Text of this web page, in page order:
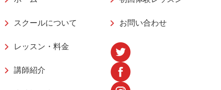
スクールについて
レッスン・料金
講師紹介
お問い合わせ